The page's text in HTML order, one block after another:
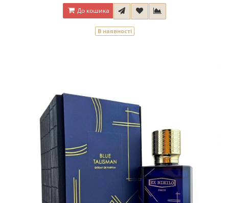
До кошика
В наявності